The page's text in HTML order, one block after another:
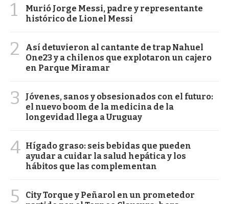
1
Murió Jorge Messi, padre y representante
histórico de Lionel Messi
2
Así detuvieron al cantante de trap Nahuel
One23 y a chilenos que explotaron un cajero
en Parque Miramar
3
Jóvenes, sanos y obsesionados con el futuro:
el nuevo boom de la medicina de la
longevidad llega a Uruguay
4 Hígado graso: seis bebidas que pueden
ayudar a cuidar la salud hepática y los
hábitos que las complementan
5
City Torque y Peñarol en un prometedor